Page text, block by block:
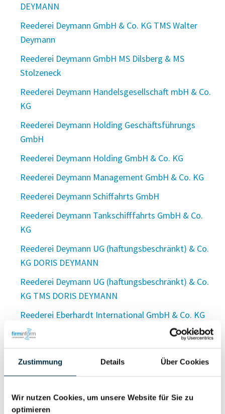
Zustimmung Details Über Cookies
Wir nutzen Cookies, um unsere Website für Sie zu
optimieren
DEYMANN
Reederei Deymann GmbH & Co. KG TMS Walter
Deymann
Reederei Deymann GmbH MS Dilsberg & MS
Stolzeneck
Reederei Deymann Handelsgesellschaft mbH & Co.
KG
Reederei Deymann Holding Geschäftsführungs
GmbH
Reederei Deymann Holding GmbH & Co. KG
Reederei Deymann Management GmbH & Co. KG
Reederei Deymann Schiffahrts GmbH
Reederei Deymann Tankschifffahrts GmbH & Co.
KG
Reederei Deymann UG (haftungsbeschränkt) & Co.
KG DORIS DEYMANN
Reederei Deymann UG (haftungsbeschränkt) & Co.
KG TMS DORIS DEYMANN
Reederei Eberhardt International GmbH & Co. KG
Reederei Ed Line GmbH
Reederei Eugen Friederich GmbH